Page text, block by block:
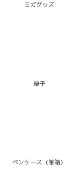
ヨガグッズ
扇子
ペンケース（筆箱）